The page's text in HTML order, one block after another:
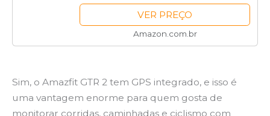
incorporado para telefones Android
iOS (preto)
VER PREÇO
Amazon.com.br
Sim, o Amazfit GTR 2 tem GPS integrado, e isso é
uma vantagem enorme para quem gosta de
monitorar corridas, caminhadas e ciclismo com